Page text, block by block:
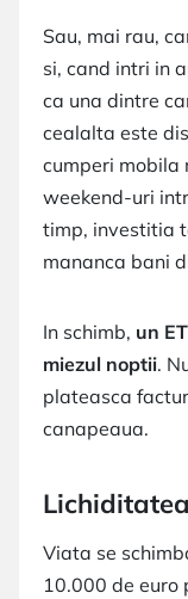
Sau, mai rau,
si, cand intri in
ca una dintre
cealalta este
cumperi mobila
weekend-uri
timp, investitia
mananca bani
In schimb, un
miezul noptii.
plateasca
canapeaua.
Viata se
10.000 de euro